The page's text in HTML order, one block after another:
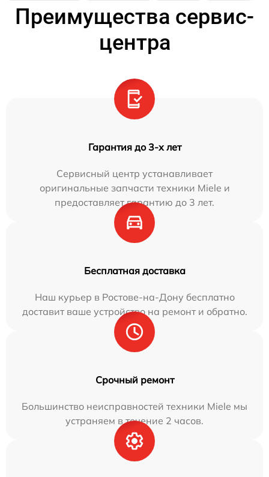
Преимущества сервис-
центра
Гарантия до 3-х лет
Сервисный центр устанавливает
оригинальные запчасти техники Miele и
предоставляет гарантию до 3 лет.
Бесплатная доставка
Наш курьер в Ростове-на-Дону бесплатно
доставит ваше устройство на ремонт и обратно.
Срочный ремонт
Большинство неисправностей техники Miele мы
устраняем в течение 2 часов.